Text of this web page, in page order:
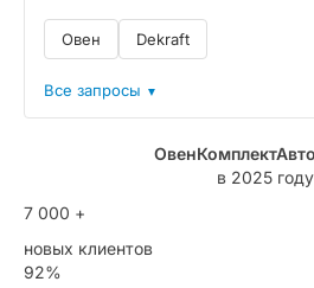
Овен Dekraft
Все запросы ▼
в 2025 году
7 000 +
новых клиентов
92%